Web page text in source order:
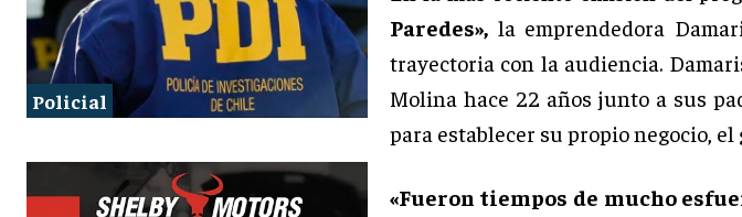
Policial
Paredes», la emprendedora
trayectoria con la audiencia.
Molina hace 22 años junto a sus
para establecer su propio negocio,
«Fueron tiempos de mucho